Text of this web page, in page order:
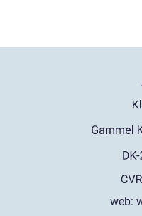
web: